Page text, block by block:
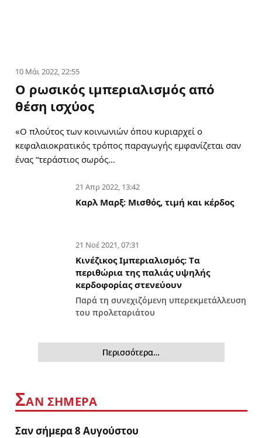
10 Μάι 2022, 22:55
Ο ρωσικός ιμπεριαλισμός από
θέση ισχύος
«Ο πλούτος των κοινωνιών όπου κυριαρχεί ο
κεφαλαιοκρατικός τρόπος παραγωγής εμφανίζεται σαν
ένας “τεράστιος σωρός…
21 Απρ 2022, 13:42
Καρλ Μαρξ: Μισθός, τιμή και κέρδος
21 Νοέ 2021, 07:31
Κινέζικος Ιμπεριαλισμός: Tα
περιθώρια της παλιάς υψηλής
κερδοφορίας στενεύουν
Παρά τη συνεχιζόμενη υπερεκμετάλλευση
του προλεταριάτου
Περισσότερα…
ΣΑΝ ΣΉΜΕΡΑ
Σαν σήμερα 8 Αυγούστου